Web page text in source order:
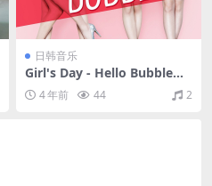
日韩音乐
Girl's Day - Hello Bubble（2
014/FLAC/Single分轨/51.5
M）4 年前 44 2